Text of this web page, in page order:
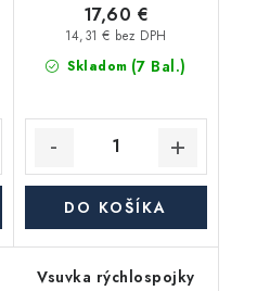
Skladom (7 Bal.)
14,31 € bez DPH
17,60 €
DO KOŠÍKA
Vsuvka rýchlospojky